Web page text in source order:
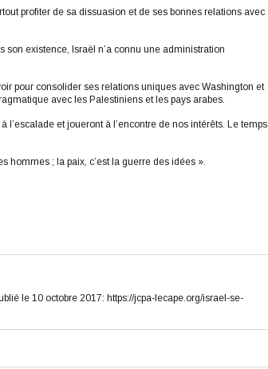
profiter de sa dissuasion et de ses bonnes relations avec
son existence, Israël n’a connu une administration
pour consolider ses relations uniques avec Washington et
avec les Palestiniens et les pays arabes.
l’escalade et joueront à l’encontre de nos intérêts. Le temps
hommes ; la paix, c’est la guerre des idées ».
le 10 octobre 2017: https://jcpa-lecape.org/israel-se-